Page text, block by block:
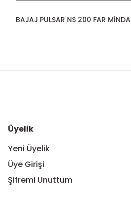
BAJAJ PULSAR NS 200 FAR MİNDA
Ürün bilgilerinde hatalar bulunuyor.
Üyelik
Yeni Üyelik
Üye Girişi
Şifremi Unuttum